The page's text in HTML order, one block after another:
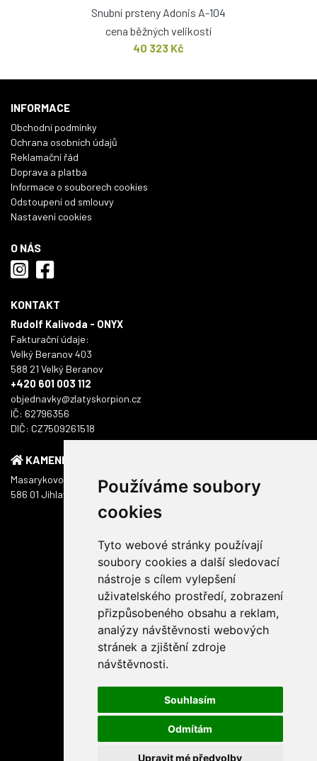
Používáme soubory
cookies
Tyto webové stránky používají
soubory cookies a další sledovací
nástroje s cílem vylepšení
uživatelského prostředí, zobrazení
přizpůsobeného obsahu a reklam,
analýzy návštěvnosti webových
stránek a zjištění zdroje
návštěvnosti.
Souhlasím
Odmítám
Upravit mé předvolby
Snubní prsteny Adonis A-104
cena běžných velikostí
40 323 Kč
INFORMACE
Obchodní podmínky
Ochrana osobních údajů
Reklamační řád
Doprava a platba
Informace o souborech cookies
Odstoupení od smlouvy
Nastavení cookies
O NÁS
KONTAKT
Rudolf Kalivoda - ONYX
Fakturační údaje:
Velký Beranov 403
588 21 Velký Beranov
+420 601 003 112
objednavky@zlatyskorpion.cz
IČ: 62796356
DIČ: CZ7509261518
KAMENNÁ PRODEJNA
Masarykovo náměstí 1217/51
586 01 Jihlava